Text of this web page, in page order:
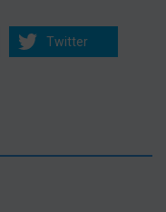
Twitter